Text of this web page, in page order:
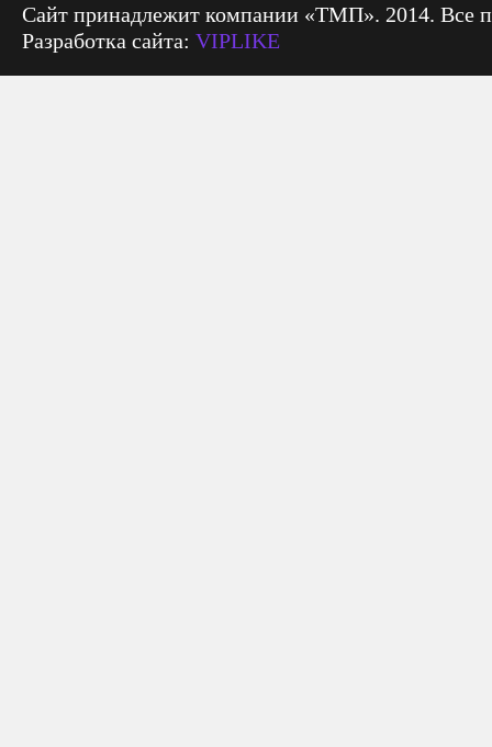
Сайт принадлежит компании «ТМП». 2014. Все
Разработка сайта: VIPLIKE